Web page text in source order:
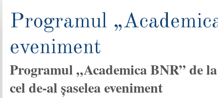
Programul
eveniment
Programul „Academica BNR” de
cel de-al șaselea eveniment